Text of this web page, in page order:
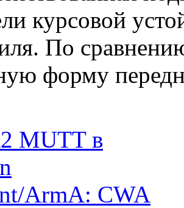
курсовой
По
форму